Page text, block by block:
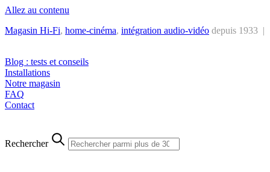
Allez au contenu
Magasin Hi-Fi, home-cinéma, intégration audio-vidéo depuis 1933 |
Blog : tests et conseils
Installations
Notre magasin
FAQ
Contact
Rechercher